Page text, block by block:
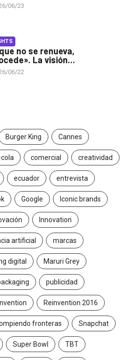
06/23
no se renueva,
La visión...
06/22
Burger King Cannes
comercial creatividad
ecuador entrevista
Google Iconic brands
Innovation
artificial marcas
digital Maruri Grey
publicidad
Reinvention 2016
fronteras Snapchat
Super Bowl TBT